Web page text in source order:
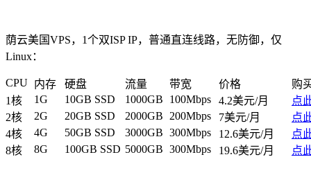
荫云美国VPS，1个双ISP IP，普通直连线路，无防御，仅
Linux：
CPU 内存 硬盘 流量 带宽 价格
购
1核
1G 10GB SSD 1000GB 100Mbps 4.2美元/月
点
2核
2G 20GB SSD 2000GB 200Mbps 7美元/月
点
4核
4G 50GB SSD 3000GB 300Mbps 12.6美元/月
点
8核
8G 100GB SSD 5000GB 300Mbps 19.6美元/月 点